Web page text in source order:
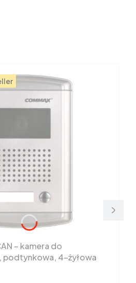
– kamera do
4-żyłowa